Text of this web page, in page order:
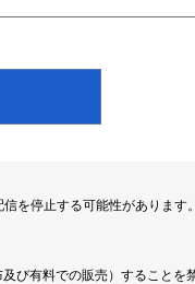
を停止する可能性があります。
び有料での販売）することを